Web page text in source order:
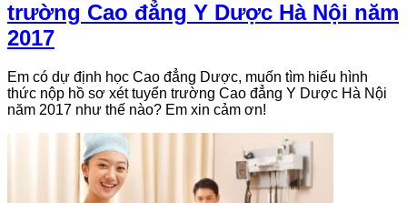
trường Cao đẳng Y Dược Hà Nội năm
2017
Em có dự định học Cao đẳng Dược, muốn tìm hiểu hình
thức nộp hồ sơ xét tuyển trường Cao đẳng Y Dược Hà Nội
năm 2017 như thế nào? Em xin cảm ơn!